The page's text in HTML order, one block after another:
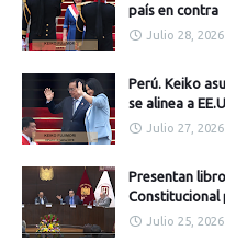
país en contra
Julio 28, 2026
Perú. Keiko
se alinea a
Julio 27, 2026
Presentan
Constitucional
Julio 25, 2026